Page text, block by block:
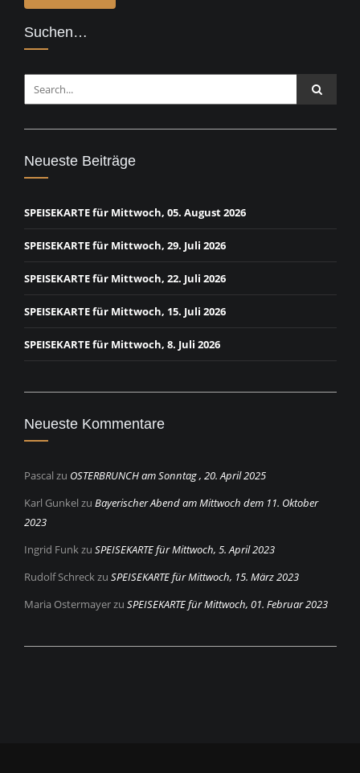
Suchen…
Neueste Beiträge
SPEISEKARTE für Mittwoch, 05. August 2026
SPEISEKARTE für Mittwoch, 29. Juli 2026
SPEISEKARTE für Mittwoch, 22. Juli 2026
SPEISEKARTE für Mittwoch, 15. Juli 2026
SPEISEKARTE für Mittwoch, 8. Juli 2026
Neueste Kommentare
Pascal zu OSTERBRUNCH am Sonntag , 20. April 2025
Karl Gunkel zu Bayerischer Abend am Mittwoch dem 11. Oktober
2023
Ingrid Funkzu SPEISEKARTE für Mittwoch, 5. April 2023
Rudolf Schreckzu SPEISEKARTE für Mittwoch, 15. März 2023
Maria Ostermayerzu SPEISEKARTE für Mittwoch, 01. Februar 2023